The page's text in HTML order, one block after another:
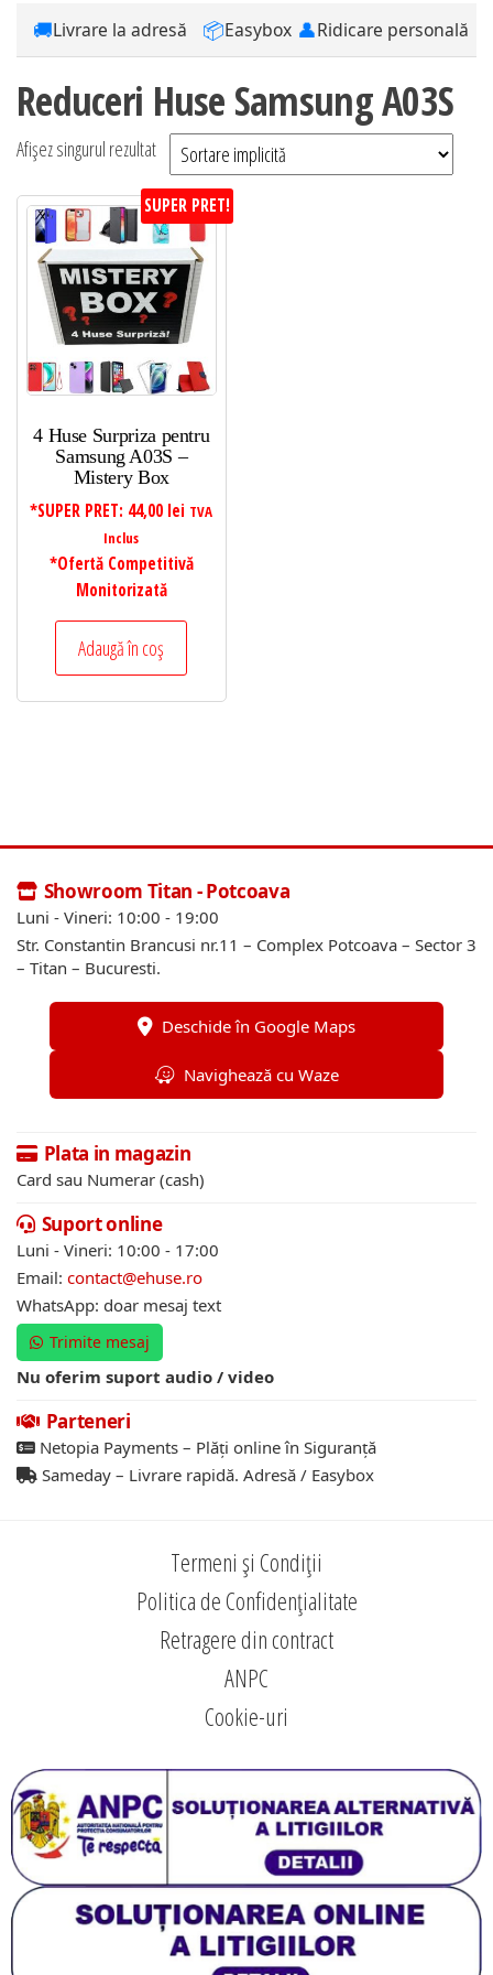
🚚Livrare la adresă 📦Easybox 👤Ridicare personală
Reduceri Huse Samsung A03S
Afișez singurul rezultat
SUPER PRET!
4 Huse Surpriza pentru
Samsung A03S –
Mistery Box
*SUPER PRET: 44,00 lei TVA
Inclus
*Ofertă Competitivă
Monitorizată
Adaugă în coș
Showroom Titan - Potcoava
Luni - Vineri: 10:00 - 19:00
Str. Constantin Brancusi nr.11 – Complex Potcoava – Sector 3
– Titan – Bucuresti.
Deschide în Google Maps
Navighează cu Waze
Plata in magazin
Card sau Numerar (cash)
Suport online
Luni - Vineri: 10:00 - 17:00
Email: contact@ehuse.ro
WhatsApp: doar mesaj text
Trimite mesaj
Nu oferim suport audio / video
Parteneri
Netopia Payments – Plăți online în Siguranță
Sameday – Livrare rapidă. Adresă / Easybox
Termeni și Condiții
Politica de Confidențialitate
Retragere din contract
ANPC
Cookie-uri